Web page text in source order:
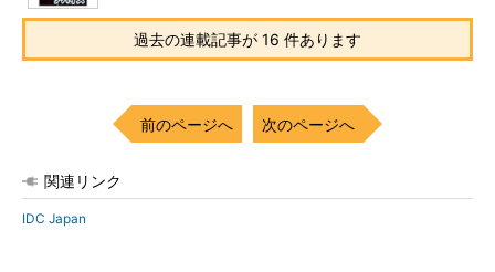
過去の連載記事が 16 件あります
前のページへ 次のページへ
関連リンク
IDC Japan